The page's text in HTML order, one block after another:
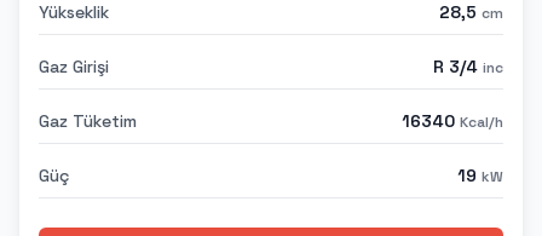
Yükseklik 28,5 cm
Gaz Girişi R 3/4 inc
Gaz Tüketim 16340 Kcal/h
Güç 19 kW